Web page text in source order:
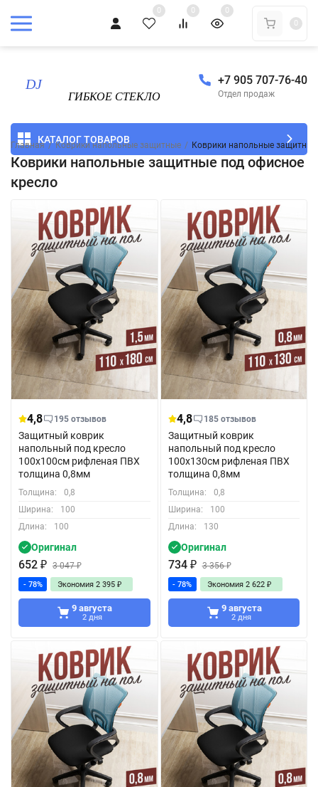
0 0
0
0
+7 905 707-76-40
Отдел продаж
КАТАЛОГ ТОВАРОВ
Главная / Коврики напольные защитные / Коврики напольные
Коврики напольные защитные под офисное
кресло
4,8 195 отзывов
Защитный коврик
напольный под кресло
100x100см рифленая ПВХ
толщина 0,8мм
Толщина:
0,8
Ширина:
100
Длина:
100
Оригинал
652 ₽ 3 047₽
- 78% Экономия 2 395 ₽
9 августа
2 дня
4,8 185 отзывов
Защитный коврик
напольный под кресло
100x130см рифленая ПВХ
толщина 0,8мм
Толщина:
0,8
Ширина:
100
Длина:
130
Оригинал
734 ₽ 3 356₽
- 78% Экономия 2 622 ₽
9 августа
2 дня